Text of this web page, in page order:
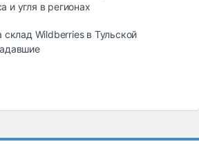
и угля в регионах
склад Wildberries в Тульской